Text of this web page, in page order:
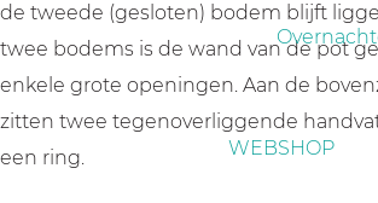
WEBSHOP
de tweede (gesloten) bodem blijft
twee bodems is de wand van de pot
enkele grote openingen. Aan de
zitten twee tegenoverliggende
een ring.